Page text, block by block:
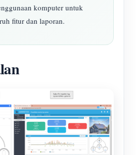
komputer untuk
fitur dan laporan.